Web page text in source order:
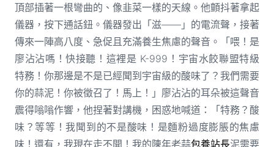
頂部插著一根彎曲的、像韭菜一樣的天線。他顫抖著拿起
儀器，按下通話鈕。儀器發出「滋——」的電流聲，接著
傳來一陣高八度、急促且充滿養生焦慮的聲音。「喂！是
廖沾沾嗎！快接聽！這裡是 K-999！宇宙水餃聯盟特級
特務！你那邊是不是已經聞到宇宙級的酸味了？我們需要
你的蒜泥！你被徵召了！馬上！」廖沾沾的耳朵被這聲音
震得嗡嗡作響，他捏著對講機，困惑地喊道：「特務？酸
味？等等！我聞到的不是酸味！是麵粉過度膨脹的焦慮
味！還有，我現在走不開！我的陳年老蒜包養站長泥需要